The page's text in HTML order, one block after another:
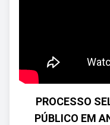
PROCESSO
PÚBLICO EM